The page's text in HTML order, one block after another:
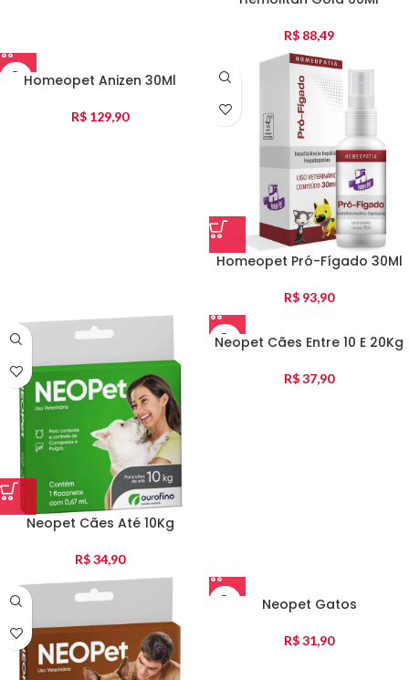
R$ 88,49
Homeopet Anizen 30Ml
R$ 129,90
Homeopet Pró-Fígado 30Ml
R$ 93,90
Neopet Cães Até 10Kg
R$34,90
Neopet Cães Entre 10 E 20Kg
R$37,90
Neopet Gatos
R$31,90